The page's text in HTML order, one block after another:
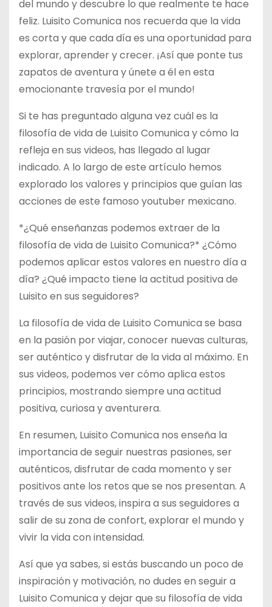
del mundo y descubre lo que realmente te hace
feliz. Luisito Comunica nos recuerda que la vida
es corta y que cada día es una oportunidad para
explorar, aprender y crecer. ¡Así que ponte tus
zapatos de aventura y únete a él en esta
emocionante travesía por el mundo!
Si te has preguntado alguna vez cuál es la
filosofía de vida de Luisito Comunica y cómo la
refleja en sus videos, has llegado al lugar
indicado. A lo largo de este artículo hemos
explorado los valores y principios que guían las
acciones de este famoso youtuber mexicano.
*¿Qué enseñanzas podemos extraer de la
filosofía de vida de Luisito Comunica?* ¿Cómo
podemos aplicar estos valores en nuestro día a
día? ¿Qué impacto tiene la actitud positiva de
Luisito en sus seguidores?
La filosofía de vida de Luisito Comunica se basa
en la pasión por viajar, conocer nuevas culturas,
ser auténtico y disfrutar de la vida al máximo. En
sus videos, podemos ver cómo aplica estos
principios, mostrando siempre una actitud
positiva, curiosa y aventurera.
En resumen, Luisito Comunica nos enseña la
importancia de seguir nuestras pasiones, ser
auténticos, disfrutar de cada momento y ser
positivos ante los retos que se nos presentan. A
través de sus videos, inspira a sus seguidores a
salir de su zona de confort, explorar el mundo y
vivir la vida con intensidad.
Así que ya sabes, si estás buscando un poco de
inspiración y motivación, no dudes en seguir a
Luisito Comunica y dejar que su filosofía de vida